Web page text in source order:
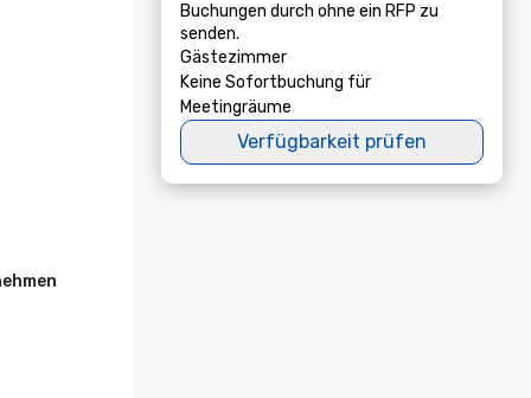
Buchungen durch ohne ein RFP zu
senden.
Gästezimmer
Keine Sofortbuchung für
Meetingräume
Verfügbarkeit prüfen